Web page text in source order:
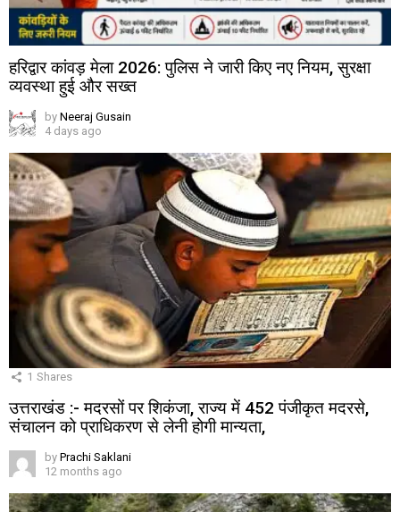
हरिद्वार कांवड़ मेला 2026: पुलिस ने जारी किए नए नियम, सुरक्षा
व्यवस्था हुई और सख्त
by Neeraj Gusain
4 days ago
1 Shares
उत्तराखंड :- मदरसों पर शिकंजा, राज्य में 452 पंजीकृत मदरसे,
संचालन को प्राधिकरण से लेनी होगी मान्यता,
by Prachi Saklani
12 months ago